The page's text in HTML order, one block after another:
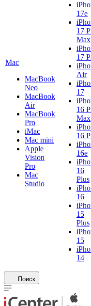
Mac
MacBook
Neo
MacBook
Air
MacBook
Pro
iMac
Mac mini
Apple
Vision
Pro
Mac
Studio
17e
17
Max
17
Air
17
16
Max
16
16e
16
Plus
16
15
Plus
15
14
Поиск